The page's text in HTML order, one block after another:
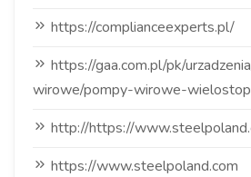
https://complianceexperts.pl/
https://gaa.com.pl/pk/
wirowe/pompy-wirowe-
http://https://
https://www.steelpoland.com